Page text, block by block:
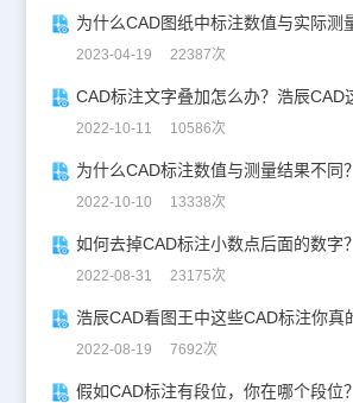
2023-04-19 22387次
2022-10-11 10586次
2022-10-10 13338次
如何去掉CAD标注小数点后面的数字？
2022-08-31 23175次
2022-08-19 7692次
假如CAD标注有段位，你在哪个段位？